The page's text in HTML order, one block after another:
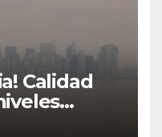
Calidad